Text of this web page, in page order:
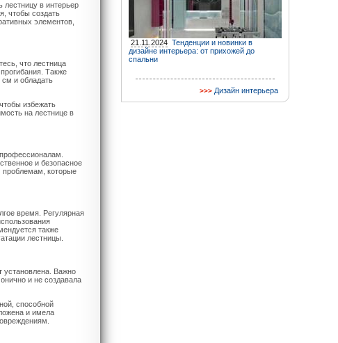
лестницу в интерьер
чтобы создать
элементов,
что лестница
Также
см и обладать
избежать
на лестнице в
и безопасное
проблемам, которые
время. Регулярная
также
лестницы.
установлена. Важно
и не создавала
способной
и имела
21.11.2024 Тенденции и новинки в
дизайне интерьера: от прихожей до
спальни
Дизайн интерьера